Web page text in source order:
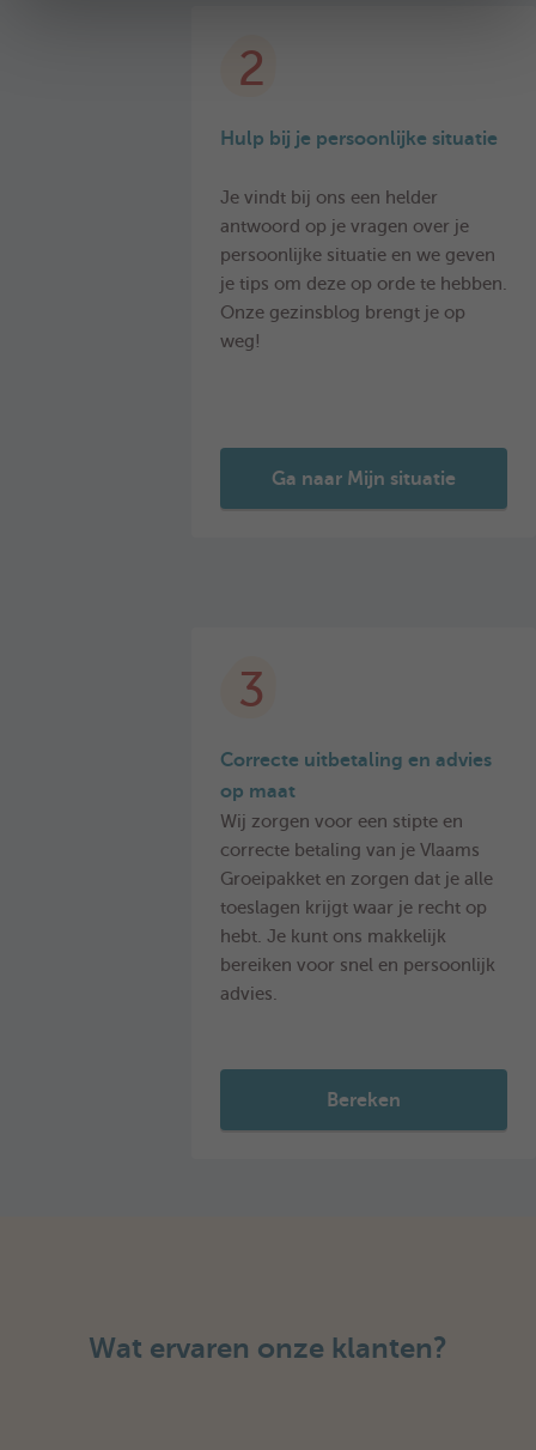
2
Hulp bij je persoonlijke situatie
Je vindt bij ons een helder
antwoord op je vragen over je
persoonlijke situatie en we geven
je tips om deze op orde te hebben.
Onze gezinsblog brengt je op
weg!
Ga naar Mijn situatie
3
Correcte uitbetaling en advies
op maat
Wij zorgen voor een stipte en
correcte betaling van je Vlaams
Groeipakket en zorgen dat je alle
toeslagen krijgt waar je recht op
hebt. Je kunt ons makkelijk
bereiken voor snel en persoonlijk
advies.
Bereken
Wat ervaren onze klanten?